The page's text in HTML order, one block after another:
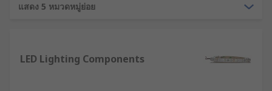
brightness
Optoelectronics use both visible and invisible
แสดง 5 หมวดหมู่ย่อย
LED Lighting Components